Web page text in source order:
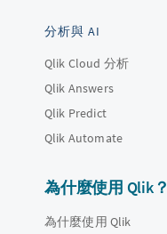
分析與 AI
Qlik Cloud 分析
Qlik Answers
Qlik Predict
Qlik Automate
為什麼使用 Qlik？
為什麼使用 Qlik